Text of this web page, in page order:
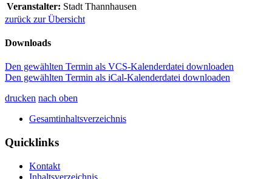
Veranstalter: Stadt Thannhausen
zurück zur Übersicht
Downloads
Den gewählten Termin als VCS-Kalenderdatei downloaden
Den gewählten Termin als iCal-Kalenderdatei downloaden
drucken nach oben
Gesamtinhaltsverzeichnis
Quicklinks
Kontakt
Inhaltsverzeichnis